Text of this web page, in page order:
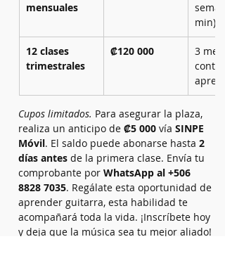
mensuales
min)
12 clases
trimestrales
₡120 000
3
Cupos limitados. Para asegurar la plaza,
realiza un anticipo de ₡5 000 vía SINPE
Móvil. El saldo puede abonarse hasta 2
días antes de la primera clase. Envía tu
comprobante por WhatsApp al +506
8828 7035. Regálate esta oportunidad de
aprender guitarra, esta habilidad te
acompañará toda la vida. ¡Inscríbete hoy
y deja que la música sea tu mejor aliado!